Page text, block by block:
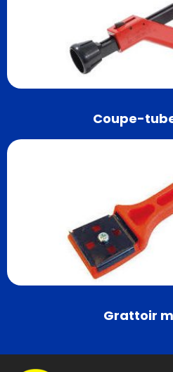
Coupe-
Grattoir